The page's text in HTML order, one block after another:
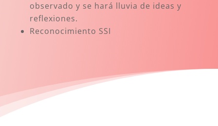
observado y se hará lluvia de ideas y
reflexiones.
Reconocimiento SSI